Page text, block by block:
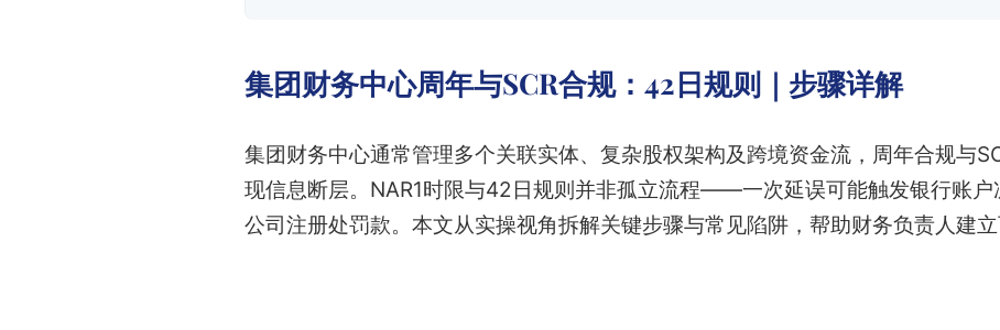
集团财务中心周年与SCR合规：42日规则｜步骤详解
集团财务中心通常管理多个关联实体、复杂股权架构及跨境资金流，周年合规与
现信息断层。NAR1时限与42日规则并非孤立流程——一次延误可能触发银行账户
公司注册处罚款。本文从实操视角拆解关键步骤与常见陷阱，帮助财务负责人建立